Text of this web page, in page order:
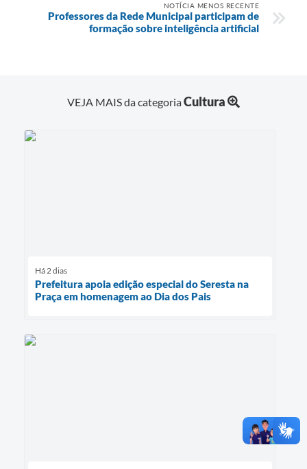
NOTÍCIA MENOS RECENTE
Professores da Rede Municipal participam de
formação sobre inteligência artificial
VEJA MAIS da categoriaCultura
Há 2 dias
Prefeitura apoia edição especial do Seresta na
Praça em homenagem ao Dia dos Pais